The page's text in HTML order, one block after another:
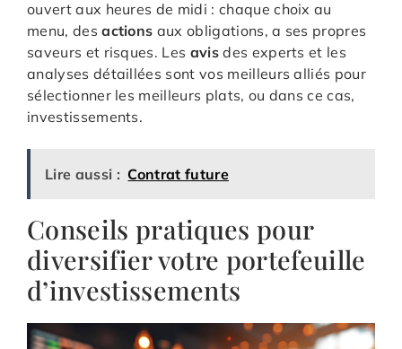
ouvert aux heures de midi : chaque choix au
menu, desactions aux obligations, a ses propres
saveurs et risques. Les avisdes experts et les
analyses détaillées sont vos meilleurs alliés pour
sélectionner les meilleurs plats, ou dans ce cas,
investissements.
Lire aussi : Contrat future
Conseils pratiques pour
diversifier votre portefeuille
d’investissements